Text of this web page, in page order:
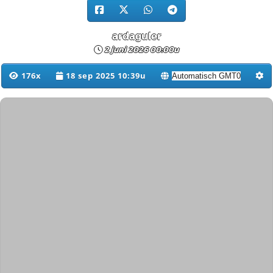
ardaguler
2 juni 2026 00:00u
176x 18 sep 2025 10:39u